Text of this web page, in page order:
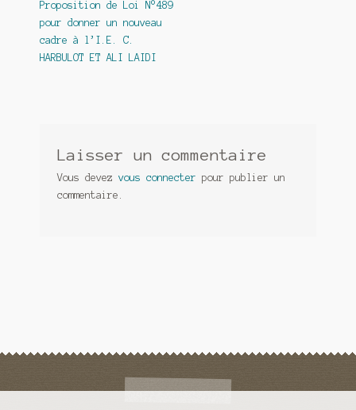
l’article
Proposition de Loi N°489
pour donner un nouveau
cadre à l’I.E. C.
HARBULOT ET ALI LAIDI
Laisser un commentaire
Vous devez vous connecter pour publier un
commentaire.